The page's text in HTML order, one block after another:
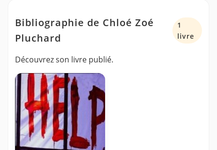
Bibliographie de Chloé Zoé
Pluchard
1
livre
Découvrez son livre publié.